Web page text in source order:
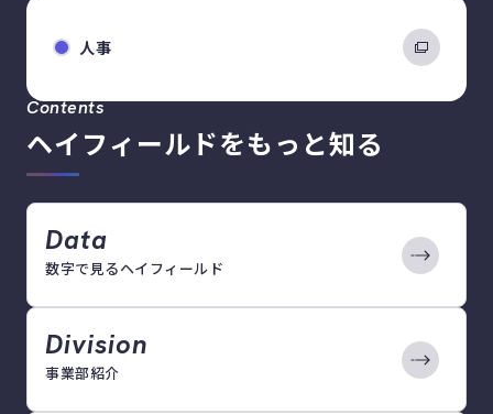
人事
Contents
ヘイフィールドをもっと知る
Data
数字で見るヘイフィールド
Division
事業部紹介